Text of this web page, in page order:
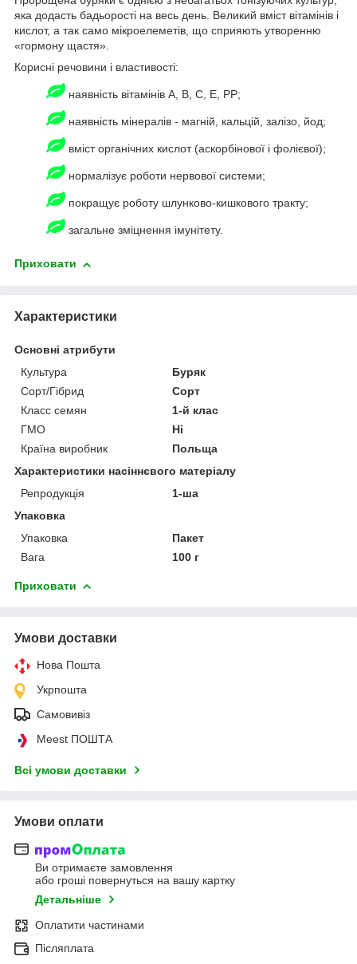
яка додасть бадьорості на весь день. Великий вміст вітамінів і
кислот, а так само мікроелеметів, що сприяють утворенню
«гормону щастя».
Корисні речовини і властивості:
наявність вітамінів А, В, С, Е, PP;
наявність мінералів - магній, кальцій, залізо, йод;
вміст органічних кислот (аскорбінової і фолієвої);
нормалізує роботи нервової системи;
покращує роботу шлунково-кишкового тракту;
загальне зміцнення імунітету.
Приховати
Характеристики
Основні атрибути
Культура
Буряк
Сорт/Гібрид
Сорт
Класс семян
1-й клас
ГМО
Ні
Країна виробник
Польща
Характеристики насіннєвого матеріалу
Репродукція
1-ша
Упаковка
Упаковка
Пакет
Вага
100 г
Приховати
Умови доставки
Нова Пошта
Укрпошта
Самовивіз
Meest ПОШТА
Всі умови доставки
Умови оплати
Ви отримаєте замовлення
або гроші повернуться на вашу картку
Детальніше
Оплатити частинами
Післяплата